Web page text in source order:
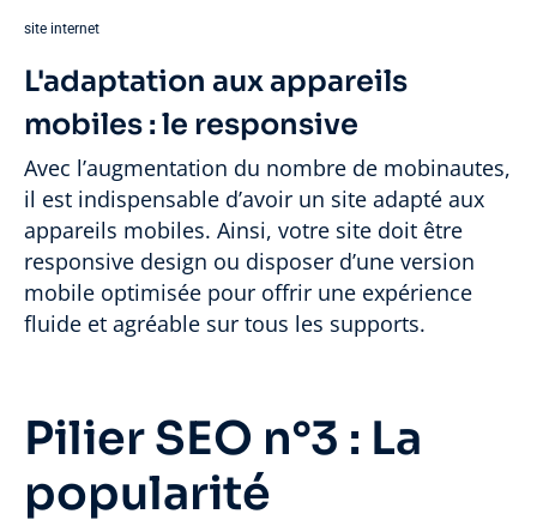
site internet
L'adaptation aux appareils
mobiles : le responsive
Avec l’augmentation du nombre de mobinautes,
il est indispensable d’avoir un site adapté aux
appareils mobiles. Ainsi, votre site doit être
responsive design ou disposer d’une version
mobile optimisée pour offrir une expérience
fluide et agréable sur tous les supports.
Pilier SEO n°3 : La
popularité